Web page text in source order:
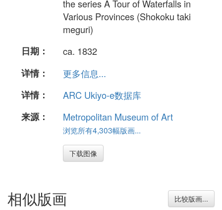
the series A Tour of Waterfalls in
Various Provinces (Shokoku taki
meguri)
日期：
ca. 1832
详情：
更多信息...
详情：
ARC Ukiyo-e数据库
来源：
Metropolitan Museum of Art
浏览所有4,303幅版画...
下载图像
相似版画 比较版画...